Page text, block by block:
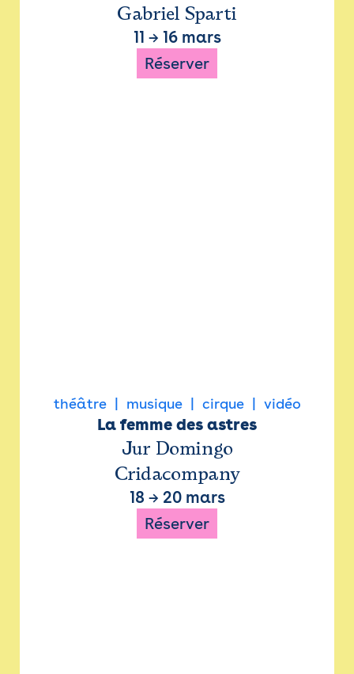
Gabriel Sparti
11 → 16 mars
Réserver
théâtre musique cirque vidéo
La femme des astres
Jur Domingo
Cridacompany
18 → 20 mars
Réserver